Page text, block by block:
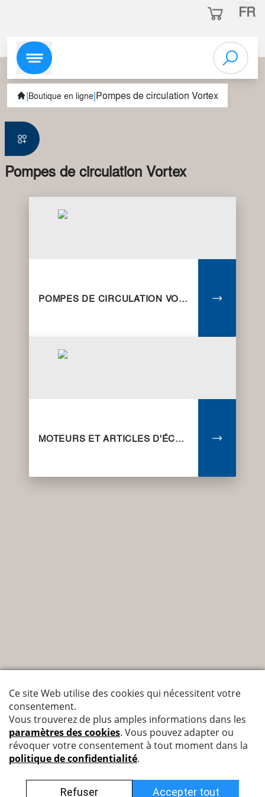
FR
|Boutique en ligne|Pompes de circulation Vortex
Pompes de circulation Vortex
POMPES DE CIRCULATION VORTEX
MOTEURS ET ARTICLES D'ÉCHANGE
Nyffenegger Armaturen AG